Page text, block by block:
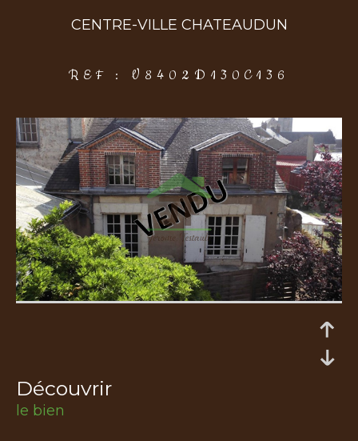
CENTRE-VILLE CHATEAUDUN
REF : V8402D130C136
découvrir
le bien